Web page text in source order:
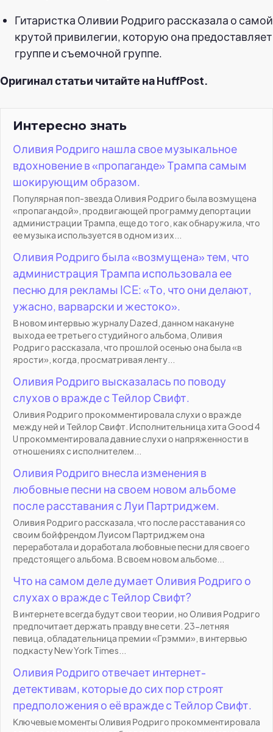
Гитаристка Оливии Родриго рассказала о самой
крутой привилегии, которую она предоставляет
группе и съемочной группе.
Оригинал статьи читайте на HuffPost.
Интересно знать
Оливия Родриго нашла свое музыкальное
вдохновение в «пропаганде» Трампа самым
шокирующим образом.
Популярная поп-звезда Оливия Родриго была возмущена
«пропагандой», продвигающей программу депортации
администрации Трампа, еще до того, как обнаружила, что
ее музыка используется в одном из их...
Оливия Родриго была «возмущена» тем, что
администрация Трампа использовала ее
песню для рекламы ICE: «То, что они делают,
ужасно, варварски и жестоко».
В новом интервью журналу Dazed, данном накануне
выхода ее третьего студийного альбома, Оливия
Родриго рассказала, что прошлой осенью она была «в
ярости», когда, просматривая ленту...
Оливия Родриго высказалась по поводу
слухов о вражде с Тейлор Свифт.
Оливия Родриго прокомментировала слухи о вражде
между ней и Тейлор Свифт. Исполнительница хита Good 4
U прокомментировала давние слухи о напряженности в
отношениях с исполнителем...
Оливия Родриго внесла изменения в
любовные песни на своем новом альбоме
после расставания с Луи Партриджем.
Оливия Родриго рассказала, что после расставания со
своим бойфрендом Луисом Партриджем она
переработала и доработала любовные песни для своего
предстоящего альбома. В своем новом альбоме...
Что на самом деле думает Оливия Родриго о
слухах о вражде с Тейлор Свифт?
В интернете всегда будут свои теории, но Оливия Родриго
предпочитает держать правду вне сети. 23-летняя
певица, обладательница премии «Грэмми», в интервью
подкасту New York Times...
Оливия Родриго отвечает интернет-
детективам, которые до сих пор строят
предположения о её вражде с Тейлор Свифт.
Ключевые моменты Оливия Родриго прокомментировала